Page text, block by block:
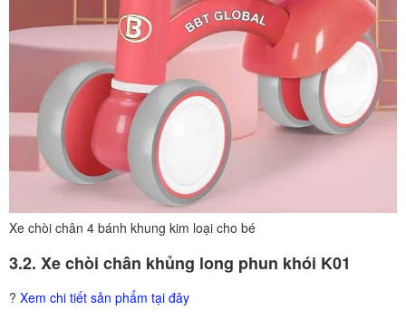
Xe chòi chân 4 bánh khung kim loại cho bé
3.2. Xe chòi chân khủng long phun khói K01
? Xem chi tiết sản phẩm tại đây